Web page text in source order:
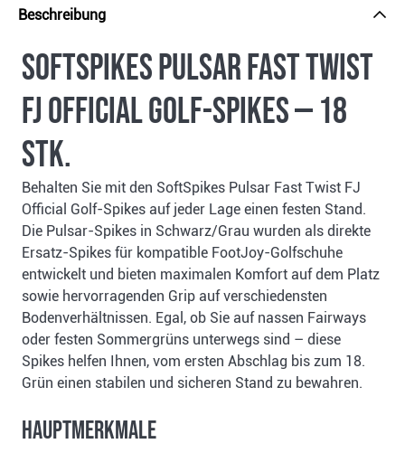
Beschreibung
SoftSpikes Pulsar Fast Twist
FJ Official Golf-Spikes — 18
Stk.
Behalten Sie mit den SoftSpikes Pulsar Fast Twist FJ
Official Golf-Spikes auf jeder Lage einen festen Stand.
Die Pulsar-Spikes in Schwarz/Grau wurden als direkte
Ersatz-Spikes für kompatible FootJoy-Golfschuhe
entwickelt und bieten maximalen Komfort auf dem Platz
sowie hervorragenden Grip auf verschiedensten
Bodenverhältnissen. Egal, ob Sie auf nassen Fairways
oder festen Sommergrüns unterwegs sind – diese
Spikes helfen Ihnen, vom ersten Abschlag bis zum 18.
Grün einen stabilen und sicheren Stand zu bewahren.
Hauptmerkmale